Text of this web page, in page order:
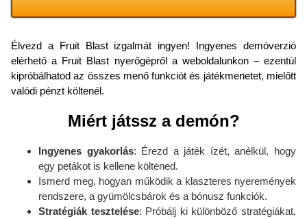
Élvezd a Fruit Blast izgalmát ingyen! Ingyenes demóverzió
elérhető a Fruit Blast nyerőgépről a weboldalunkon – ezentúl
kipróbálhatod az összes menő funkciót és játékmenetet, mielőtt
valódi pénzt költenél.
Miért játssz a demón?
Ingyenes gyakorlás: Érezd a játék ízét, anélkül, hogy
egy petákot is kellene költened.
Ismerd meg, hogyan működik a klaszteres nyeremények
rendszere, a gyümölcsbárok és a bónusz funkciók.
Stratégiák tesztelése: Próbálj ki különböző stratégiákat,